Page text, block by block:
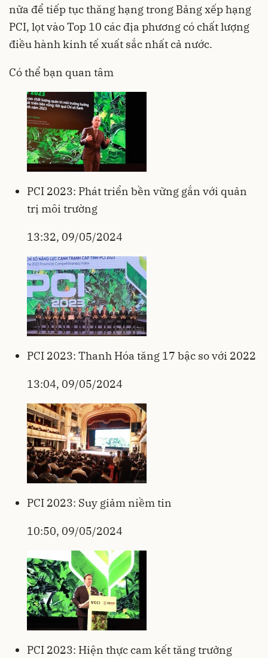
nữa để tiếp tục thăng hạng trong Bảng xếp hạng
PCI, lọt vào Top 10 các địa phương có chất lượng
điều hành kinh tế xuất sắc nhất cả nước.
Có thể bạn quan tâm
PCI 2023: Phát triển bền vững gắn với quản
trị môi trường
13:32, 09/05/2024
PCI 2023: Thanh Hóa tăng 17 bậc so với 2022
13:04, 09/05/2024
PCI 2023: Suy giảm niềm tin
10:50, 09/05/2024
PCI 2023: Hiện thực cam kết tăng trưởng